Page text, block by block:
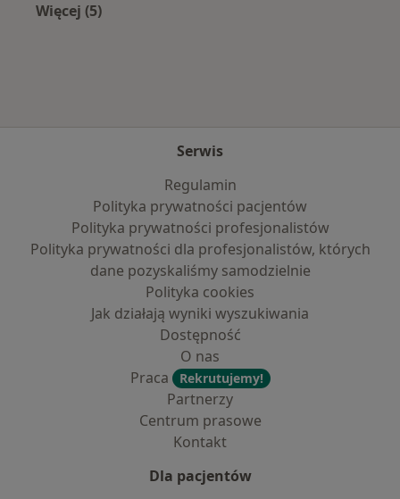
Więcej (5)
Serwis
Regulamin
Polityka prywatności pacjentów
Polityka prywatności profesjonalistów
Polityka prywatności dla profesjonalistów, których
dane pozyskaliśmy samodzielnie
Polityka cookies
Jak działają wyniki wyszukiwania
Dostępność
O nas
Praca
Rekrutujemy!
Partnerzy
Centrum prasowe
Kontakt
Dla pacjentów